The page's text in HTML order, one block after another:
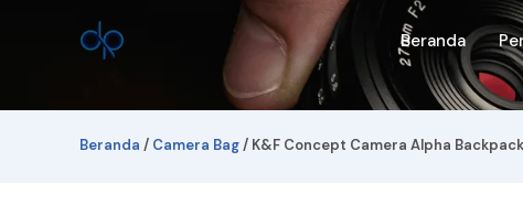
Beranda
Beranda / Camera Bag/ K&F Concept Camera Alpha